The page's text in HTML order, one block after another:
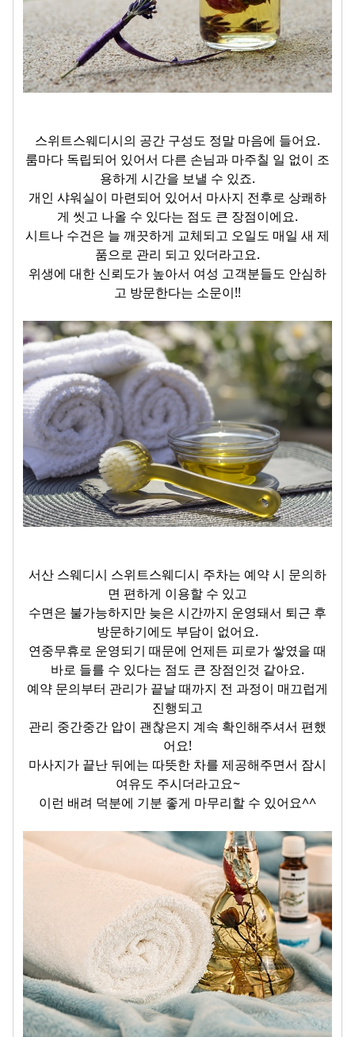
스위트스웨디시의 공간 구성도 정말 마음에 들어요.
룸마다 독립되어 있어서 다른 손님과 마주칠 일 없이 조
용하게 시간을 보낼 수 있죠.
개인 샤워실이 마련되어 있어서 마사지 전후로 상쾌하
게 씻고 나올 수 있다는 점도 큰 장점이에요.
시트나 수건은 늘 깨끗하게 교체되고 오일도 매일 새 제
품으로 관리 되고 있더라고요.
위생에 대한 신뢰도가 높아서 여성 고객분들도 안심하
고 방문한다는 소문이!!
서산 스웨디시 스위트스웨디시 주차는 예약 시 문의하
면 편하게 이용할 수 있고
수면은 불가능하지만 늦은 시간까지 운영돼서 퇴근 후
방문하기에도 부담이 없어요.
연중무휴로 운영되기 때문에 언제든 피로가 쌓였을 때
바로 들를 수 있다는 점도 큰 장점인것 같아요.
예약 문의부터 관리가 끝날 때까지 전 과정이 매끄럽게
진행되고
관리 중간중간 압이 괜찮은지 계속 확인해주셔서 편했
어요!
마사지가 끝난 뒤에는 따뜻한 차를 제공해주면서 잠시
여유도 주시더라고요~
이런 배려 덕분에 기분 좋게 마무리할 수 있어요^^